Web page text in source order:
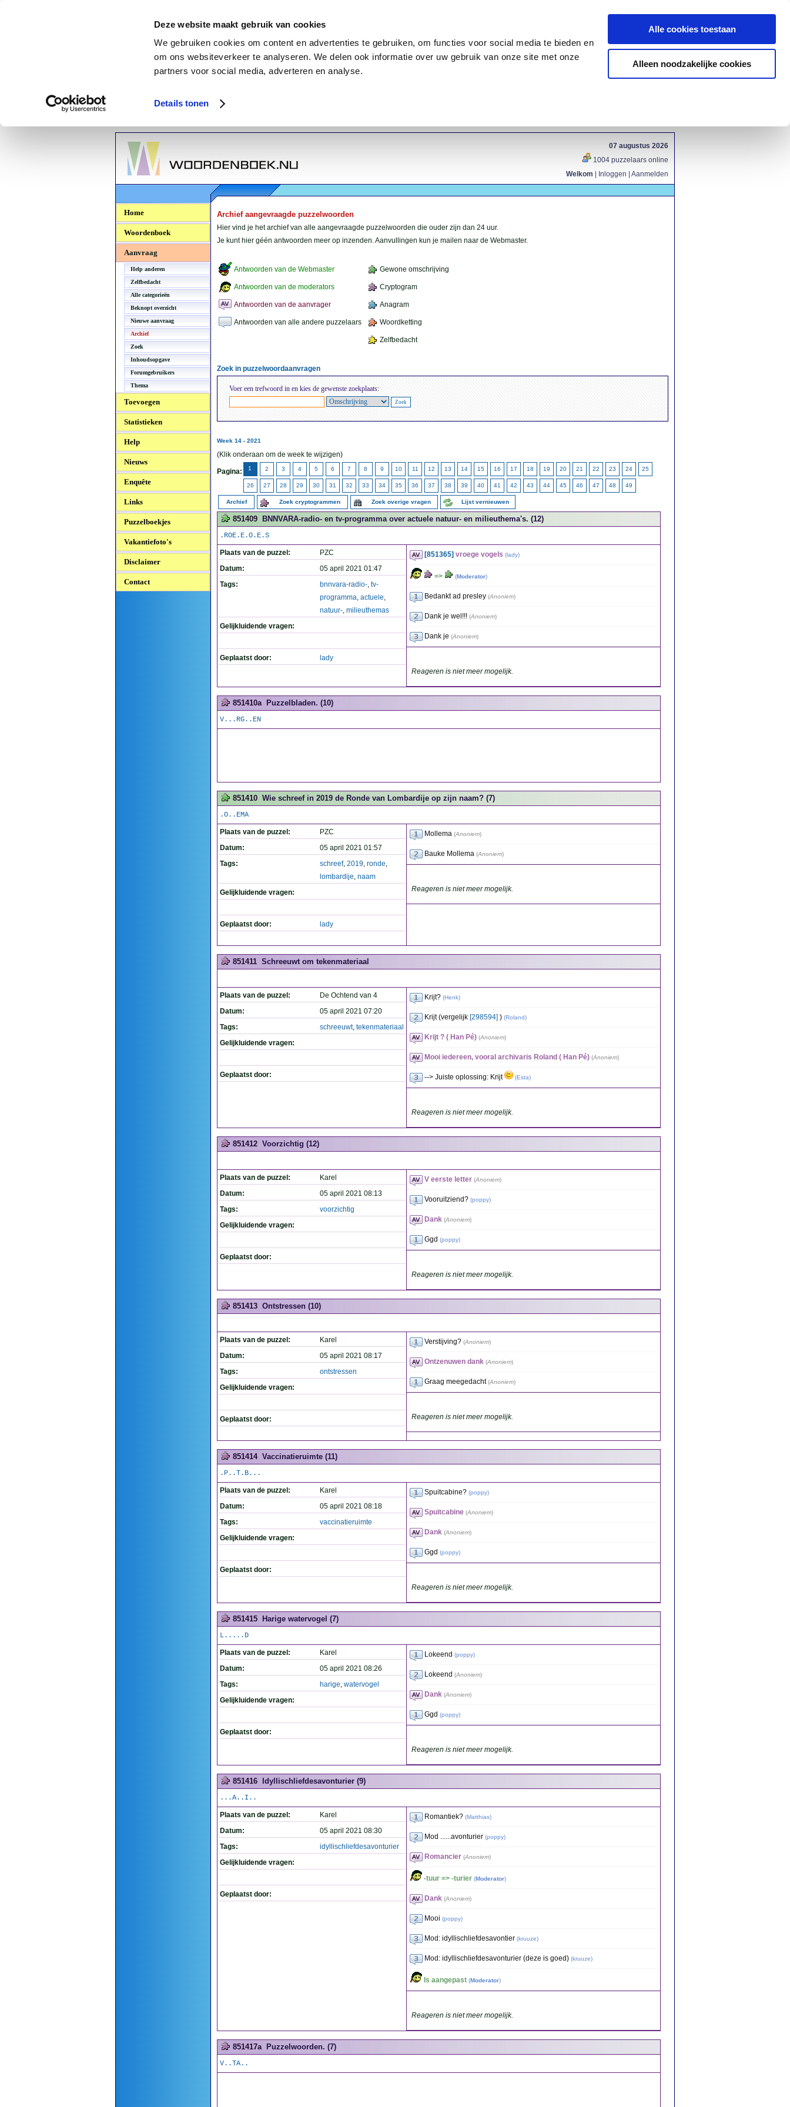
Deze website maakt gebruik van cookies
We gebruiken cookies om content en advertenties te gebruiken, om functies voor social media te bieden en
om ons websiteverkeer te analyseren. We delen ook informatie over uw gebruik van onze site met onze
partners voor social media, adverteren en analyse.
Details tonen
Alle cookies toestaan
Alleen noodzakelijke cookies
Woordenboek.NU
07 augustus 2026
1004 puzzelaars online
Welkom
Inloggen Aanmelden
Home
Woordenboek
Aanvraag
Help anderen
Zelfbedacht
Alle categorieën
Beknopt overzicht
Nieuwe aanvraag
Archief
Zoek
Inhoudsopgave
Forumgebruikers
Thema
Toevoegen
Statistieken
Help
Nieuws
Enquête
Links
Puzzelboekjes
Vakantiefoto's
Disclaimer
Contact
Archief aangevraagde puzzelwoorden
Hier vind je het archief van alle aangevraagde puzzelwoorden die ouder zijn dan 24 uur.
Je kunt hier géén antwoorden meer op inzenden. Aanvullingen kun je mailen naar de Webmaster.
Antwoorden van de Webmaster Gewone omschrijving
Antwoorden van de moderators Cryptogram
Antwoorden van de aanvrager Anagram
Antwoorden van alle andere puzzelaars Woordketting
Zelfbedacht
Zoek in puzzelwoordaanvragen
Voer een trefwoord in en kies de gewenste zoekplaats:
Week 14 - 2021
(Klik onderaan om de week te wijzigen)
Pagina: 1 2 3 4 5 6 7 8 9 10 11 12 13 14 15 16 17 18 19 20 21 22 23 24 25
26 27 28 29 30 31 32 33 34 35 36 37 38 39 40 41 42 43 44 45 46 47 48 49
Archief Zoek cryptogrammen Zoek overige vragen Lijst vernieuwen
851409 BNNVARA-radio- en tv-programma over actuele natuur- en milieuthema's. (12)
.ROE.E.O.E.S
Plaats van de puzzel:
PZC
Datum:
05 april 2021 01:47
Tags:
bnnvara-radio-, tv-
programma, actuele,
natuur-, milieuthemas
Gelijkluidende vragen:
Geplaatst door: lady
[851365] vroege vogels (lady)
=> (Moderator)
Bedankt ad presley (Anoniem)
Dank je wel!!! (Anoniem)
Dank je (Anoniem)
Reageren is niet meer mogelijk.
851410a Puzzelbladen. (10)
V...RG..EN
851410 Wie schreef in 2019 de Ronde van Lombardije op zijn naam? (7)
.O..EMA
Plaats van de puzzel:
PZC
Datum:
05 april 2021 01:57
Tags:
schreef, 2019, ronde,
lombardije, naam
Gelijkluidende vragen:
Geplaatst door: lady
Mollema (Anoniem)
Bauke Mollema (Anoniem)
Reageren is niet meer mogelijk.
851411 Schreeuwt om tekenmateriaal
Plaats van de puzzel:
De Ochtend van 4
Datum:
05 april 2021 07:20
Tags:
schreeuwt, tekenmateriaal
Gelijkluidende vragen:
Geplaatst door:
Krijt? (Henk)
Krijt (vergelijk [298594] ) (Roland)
Krijt ? ( Han Pé) (Anoniem)
Mooi iedereen, vooral archivaris Roland ( Han Pé) (Anoniem)
--> Juiste oplossing: Krijt (Esta)
Reageren is niet meer mogelijk.
851412 Voorzichtig (12)
Plaats van de puzzel:
Karel
Datum:
05 april 2021 08:13
Tags:
voorzichtig
Gelijkluidende vragen:
Geplaatst door:
V eerste letter (Anoniem)
Vooruitziend? (poppy)
Dank (Anoniem)
Ggd (poppy)
Reageren is niet meer mogelijk.
851413 Ontstressen (10)
Plaats van de puzzel:
Karel
Datum:
05 april 2021 08:17
Tags:
ontstressen
Gelijkluidende vragen:
Geplaatst door:
Verstijving? (Anoniem)
Ontzenuwen dank (Anoniem)
Graag meegedacht (Anoniem)
Reageren is niet meer mogelijk.
851414 Vaccinatieruimte (11)
.P..T.B...
Plaats van de puzzel:
Karel
Datum:
05 april 2021 08:18
Tags:
vaccinatieruimte
Gelijkluidende vragen:
Geplaatst door:
Spuitcabine? (poppy)
Spuitcabine (Anoniem)
Dank (Anoniem)
Ggd (poppy)
Reageren is niet meer mogelijk.
851415 Harige watervogel (7)
L.....D
Plaats van de puzzel:
Karel
Datum:
05 april 2021 08:26
Tags:
harige, watervogel
Gelijkluidende vragen:
Geplaatst door:
Lokeend (poppy)
Lokeend (Anoniem)
Dank (Anoniem)
Ggd (poppy)
Reageren is niet meer mogelijk.
851416 Idyllischliefdesavonturier (9)
...A..I..
Plaats van de puzzel:
Karel
Datum:
05 april 2021 08:30
Tags:
idyllischliefdesavonturier
Gelijkluidende vragen:
Geplaatst door:
Romantiek? (Matthias)
Mod ......avonturier (poppy)
Romancier (Anoniem)
-tuur => -turier (Moderator)
Dank (Anoniem)
Mooi (poppy)
Mod: idyllischliefdesavontier (kruuze)
Mod: idyllischliefdesavonturier (deze is goed) (kruuze)
Is aangepast (Moderator)
Reageren is niet meer mogelijk.
851417a Puzzelwoorden. (7)
V..TA..